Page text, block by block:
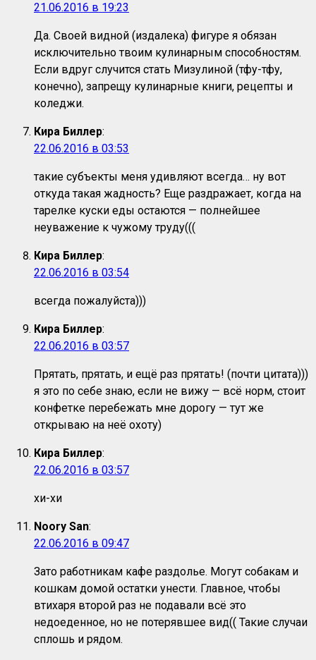
21.06.2016 в 19:23
Да. Своей видной (издалека) фигуре я обязан
исключительно твоим кулинарным способностям.
Если вдруг случится стать Мизулиной (тфу-тфу,
конечно), запрещу кулинарные книги, рецепты и
коледжи.
Кира Биллер:
22.06.2016 в 03:53
такие субъекты меня удивляют всегда… ну вот
откуда такая жадность? Еще раздражает, когда на
тарелке куски еды остаются — полнейшее
неуважение к чужому труду(((
Кира Биллер:
22.06.2016 в 03:54
всегда пожалуйста)))
Кира Биллер:
22.06.2016 в 03:57
Прятать, прятать, и ещё раз прятать! (почти цитата)))
я это по себе знаю, если не вижу — всё норм, стоит
конфетке перебежать мне дорогу — тут же
открываю на неё охоту)
Кира Биллер:
22.06.2016 в 03:57
хи-хи
Noory San:
22.06.2016 в 09:47
Зато работникам кафе раздолье. Могут собакам и
кошкам домой остатки унести. Главное, чтобы
втихаря второй раз не подавали всё это
недоеденное, но не потерявшее вид(( Такие случаи
сплошь и рядом.